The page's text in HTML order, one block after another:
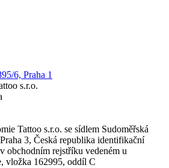
6, Praha 1
s.r.o.
Tattoo s.r.o. se sídlem Sudoměřská
3, Česká republika identifikační
obchodním rejstříku vedeném u
vložka 162995, oddíl C